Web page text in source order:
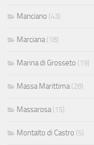
Manciano (43)
Marciana (18)
Marina di Grosseto (19)
Massa Marittima (28)
Massarosa (15)
Montalto di Castro (5)